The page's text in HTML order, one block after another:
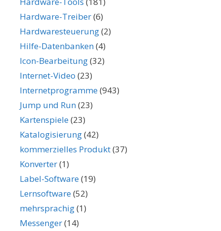
Hardware-Treiber(6)
Hardwaresteuerung(2)
Hilfe-Datenbanken(4)
Icon-Bearbeitung(32)
Internet-Video (23)
Internetprogramme(943)
Jump und Run(23)
Kartenspiele(23)
Katalogisierung(42)
kommerzielles Produkt(37)
Konverter(1)
Label-Software(19)
Lernsoftware(52)
mehrsprachig(1)
Messenger(14)